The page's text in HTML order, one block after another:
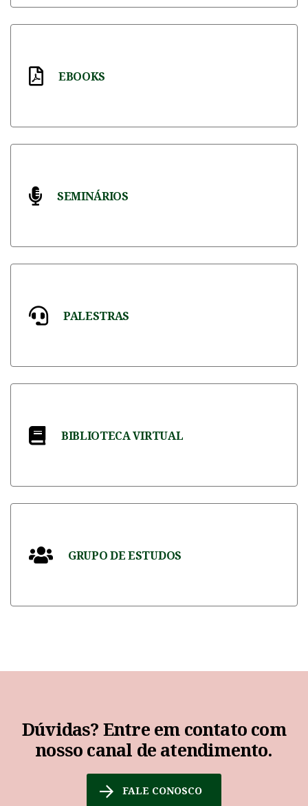
especialistas qualificados e experientes.
EBOOKS
Psicanálise.
SEMINÁRIOS
renomados.
PALESTRAS
BIBLIOTECA VIRTUAL
GRUPO DE ESTUDOS
ideias.
Dúvidas? Entre em contato com
nosso canal de atendimento.
FALE CONOSCO